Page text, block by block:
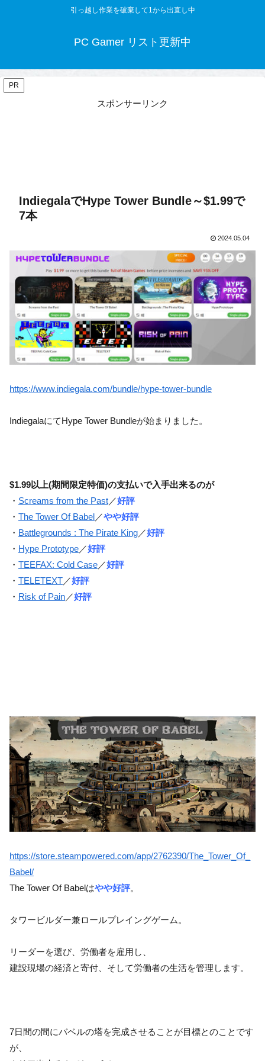
引っ越し作業を破棄して1から出直し中
PC Gamer リスト更新中
PR
スポンサーリンク
IndiegalaでHype Tower Bundle～$1.99で
7本
2024.05.04
https://www.indiegala.com/bundle/hype-tower-bundle
IndiegalaにてHype Tower Bundleが始まりました。
$1.99以上(期間限定特価)の支払いで入手出来るのが
・ Screams from the Past／好評
・ The Tower Of Babel／やや好評
・ Battlegrounds : The Pirate King／好評
・ Hype Prototype／好評
・ TEEFAX: Cold Case／好評
・ TELETEXT／好評
・ Risk of Pain／好評
https://store.steampowered.com/app/2762390/The_Tower_Of_
Babel/
The Tower Of Babelはやや好評。
タワービルダー兼ロールプレイングゲーム。
リーダーを選び、労働者を雇用し、
建設現場の経済と寄付、そして労働者の生活を管理します。
7日間の間にバベルの塔を完成させることが目標とのことです
が、